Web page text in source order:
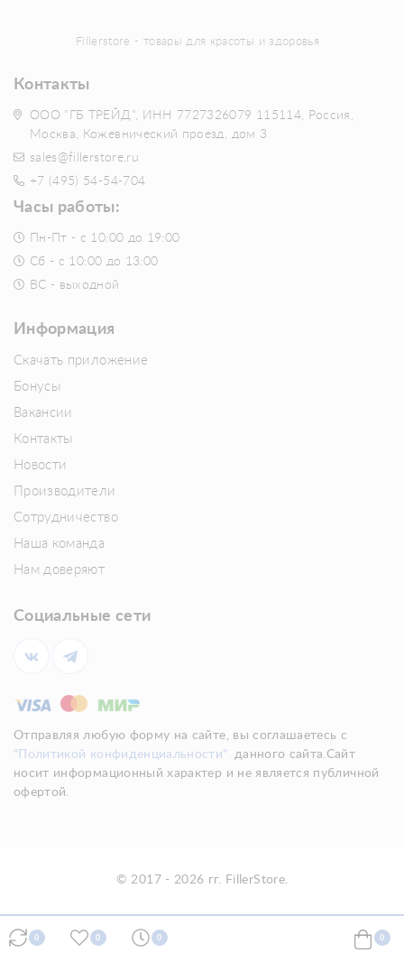
Fillerstore - товары для красоты и здоровья
Контакты
ООО "ГБ ТРЕЙД", ИНН 7727326079 115114, Россия,
Москва, Кожевнический проезд, дом 3
sales@fillerstore.ru
+7 (495) 54-54-704
Часы работы:
Пн-Пт - с 10:00 до 19:00
Сб - с 10:00 до 13:00
ВС - выходной
Информация
Скачать приложение
Бонусы
Вакансии
Контакты
Новости
Производители
Сотрудничество
Наша команда
Нам доверяют
Социальные сети
Отправляя любую форму на сайте, вы соглашаетесь с
"Политикой конфиденциальности"
данного сайта.Сайт
носит информационный характер и не является публичной
офертой.
© 2017 - 2026 гг. FillerStore.
0 0 0 0